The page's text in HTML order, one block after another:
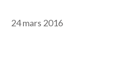
24 mars 2016